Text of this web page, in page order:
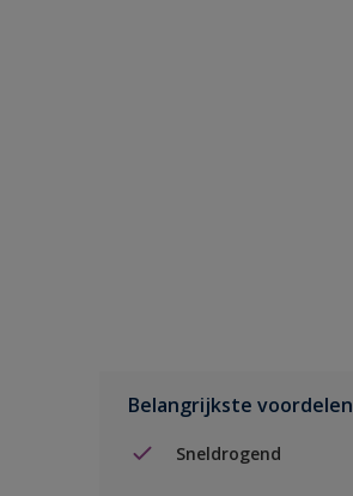
Belangrijkste voordelen
Sneldrogend